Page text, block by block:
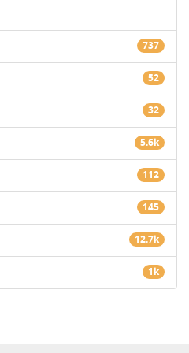
737
52
32
5.6k
112
145
12.7k
1k